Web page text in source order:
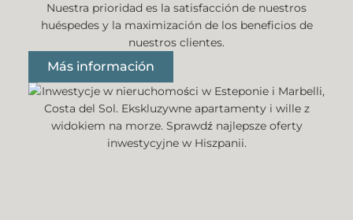
Nuestra prioridad es la satisfacción de nuestros
huéspedes y la maximización de los beneficios de
nuestros clientes.
Más información